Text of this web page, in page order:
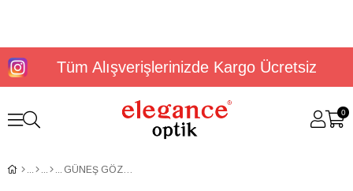
Tüm Alışverişlerinizde Kargo Ücretsiz
0
GÜNEŞ GÖZLÜĞÜ TOMFORD FT11015852F